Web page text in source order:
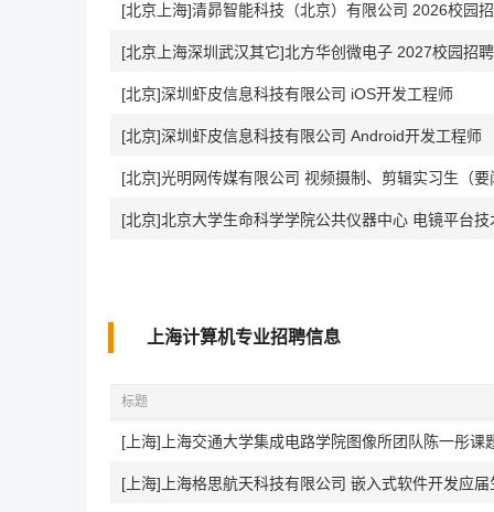
[北京上海]清昴智能科技（北京）有限公司 2026校园
[北京上海深圳武汉其它]北方华创微电子 2027校园招聘
[北京]深圳虾皮信息科技有限公司 iOS开发工程师
[北京]深圳虾皮信息科技有限公司 Android开发工程师
[北京]光明网传媒有限公司 视频摄制、剪辑实习生（
[北京]北京大学生命科学学院公共仪器中心 电镜平台技
上海计算机专业招聘信息
标题
[上海]上海交通大学集成电路学院图像所团队陈一彤课
[上海]上海格思航天科技有限公司 嵌入式软件开发应届